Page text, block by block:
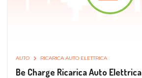
AUTO RICARICA AUTO ELETTRICA
Be Charge Ricarica Auto Elettrica